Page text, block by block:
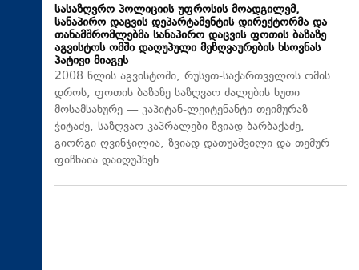
სასაზღვრო პოლიციის უფროსის მოადგილემ,
სანაპირო დაცვის დეპარტამენტის დირექტორმა და
თანამშრომლებმა სანაპირო დაცვის ფოთის ბაზაზე
აგვისტოს ომში დაღუპული მეზღვაურების ხსოვნას
პატივი მიაგეს
2008 წლის აგვისტოში, რუსეთ-საქართველოს ომის
დროს, ფოთის ბაზაზე საზღვაო ძალების ხუთი
მოსამსახურე — კაპიტან-ლეიტენანტი თეიმურაზ
ჭიტაძე, საზღვაო კაპრალები ზვიად ბარბაქაძე,
გიორგი ღვინჯილია, ზვიად დათუაშვილი და თემურ
ფიჩხაია დაიღუპნენ.